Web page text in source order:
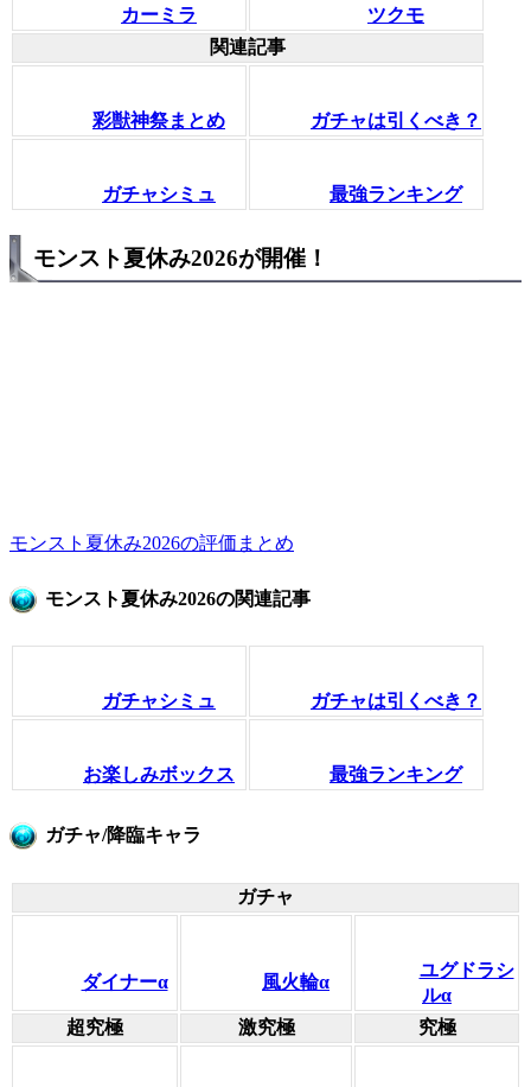
カーミラ
ツクモ
関連記事
彩獣神祭まとめ ガチャは引くべき？
ガチャシミュ 最強ランキング
モンスト夏休み2026が開催！
モンスト夏休み2026の評価まとめ
モンスト夏休み2026の関連記事
ガチャシミュ ガチャは引くべき？
お楽しみボックス 最強ランキング
ガチャ/降臨キャラ
ガチャ
ダイナーα 風火輪α
ユグドラシ
ルα
超究極
激究極 究極